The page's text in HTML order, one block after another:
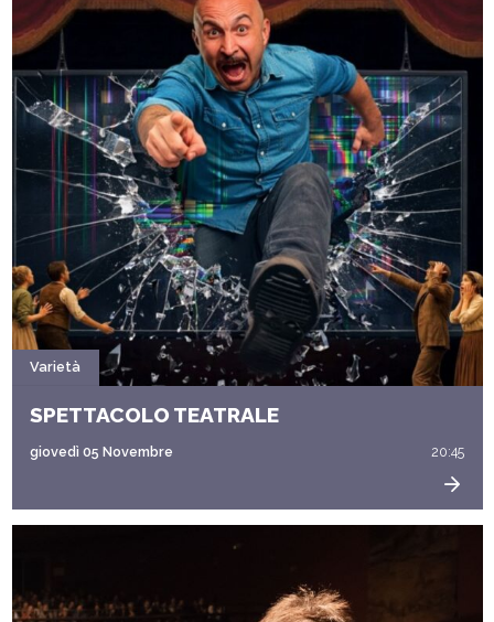
Varietà
SPETTACOLO TEATRALE
giovedì 05 Novembre 20:45